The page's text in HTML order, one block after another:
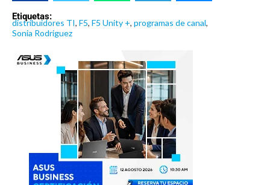
Etiquetas:
distribuidores TI, F5, F5 Unity +, programas de canal,
Sonia Rodriguez